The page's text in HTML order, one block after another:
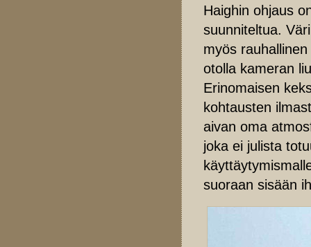
Haighin ohjaus
suunniteltua.
myös
otolla kameran
Erinomaisen
kohtausten
aivan oma
joka ei julista
suoraan sisään